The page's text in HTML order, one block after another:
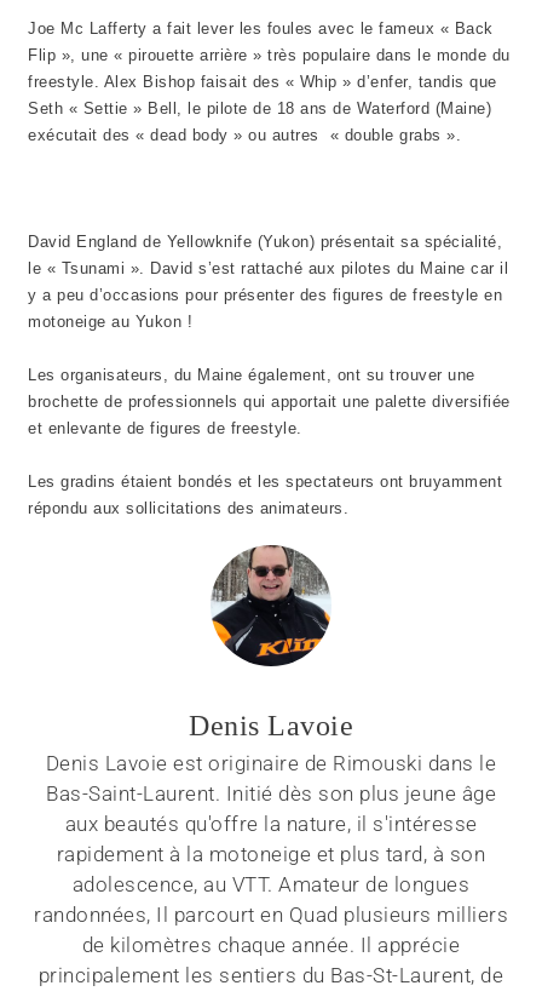
Joe Mc Lafferty a fait lever les foules avec le fameux « Back
Flip », une « pirouette arrière » très populaire dans le monde du
freestyle. Alex Bishop faisait des « Whip » d’enfer, tandis que
Seth « Settie » Bell, le pilote de 18 ans de Waterford (Maine)
exécutait des « dead body » ou autres « double grabs ».
David England de Yellowknife (Yukon) présentait sa spécialité,
le « Tsunami ». David s’est rattaché aux pilotes du Maine car il
y a peu d’occasions pour présenter des figures de freestyle en
motoneige au Yukon !
Les organisateurs, du Maine également, ont su trouver une
brochette de professionnels qui apportait une palette diversifiée
et enlevante de figures de freestyle.
Les gradins étaient bondés et les spectateurs ont bruyamment
répondu aux sollicitations des animateurs.
Denis Lavoie
Denis Lavoie est originaire de Rimouski dans le
Bas-Saint-Laurent. Initié dès son plus jeune âge
aux beautés qu'offre la nature, il s'intéresse
rapidement à la motoneige et plus tard, à son
adolescence, au VTT. Amateur de longues
randonnées, Il parcourt en Quad plusieurs milliers
de kilomètres chaque année. Il apprécie
principalement les sentiers du Bas-St-Laurent, de